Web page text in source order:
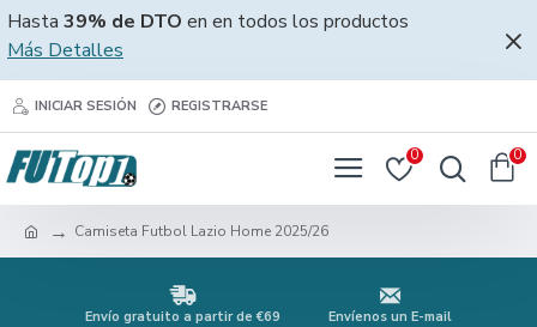
Hasta 39% de DTO en en todos los productos
Más Detalles
INICIAR SESIÓN REGISTRARSE
0 0
Camiseta Futbol Lazio Home 2025/26
Envío gratuito a partir de €69 Envíenos un E-mail